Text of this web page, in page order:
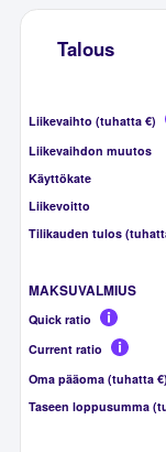
Talous
Liikevaihto (tuhatta €)
Liikevaihdon muutos
Käyttökate
Liikevoitto
Tilikauden tulos
MAKSUVALMIUS
Quick ratio
Current ratio
Oma pääoma (tuhatta €)
Taseen loppusumma